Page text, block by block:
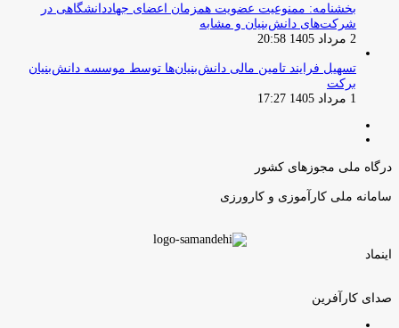
بخشنامه: ممنوعیت عضویت همزمان اعضای جهاددانشگاهی در
شرکت‌های دانش‌بنیان و مشابه
2 مرداد 1405 20:58
تسهیل فرایند تامین مالی دانش‌بنیان‌ها توسط موسسه دانش‌بنیان
برکت
1 مرداد 1405 17:27
درگاه ملی مجوزهای کشور
سامانه ملی کارآموزی و کارورزی
اینماد
صدای کارآفرین